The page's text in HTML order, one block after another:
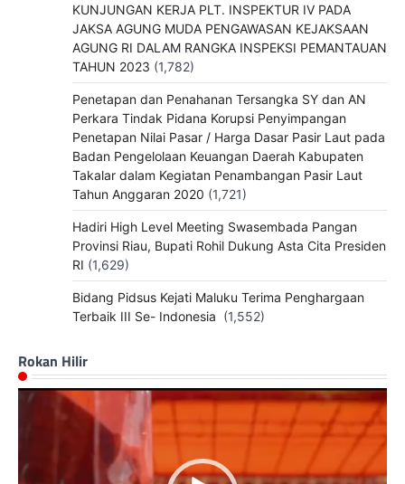
KUNJUNGAN KERJA PLT. INSPEKTUR IV PADA
JAKSA AGUNG MUDA PENGAWASAN KEJAKSAAN
AGUNG RI DALAM RANGKA INSPEKSI PEMANTAUAN
TAHUN 2023 (1,782)
Penetapan dan Penahanan Tersangka SY dan AN
Perkara Tindak Pidana Korupsi Penyimpangan
Penetapan Nilai Pasar / Harga Dasar Pasir Laut pada
Badan Pengelolaan Keuangan Daerah Kabupaten
Takalar dalam Kegiatan Penambangan Pasir Laut
Tahun Anggaran 2020 (1,721)
Hadiri High Level Meeting Swasembada Pangan
Provinsi Riau, Bupati Rohil Dukung Asta Cita Presiden
RI (1,629)
Bidang Pidsus Kejati Maluku Terima Penghargaan
Terbaik III Se- Indonesia (1,552)
Rokan Hilir
Pemutar